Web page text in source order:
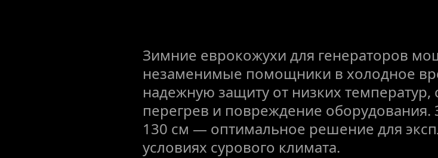
Зимние еврокожухи для генераторов
незаменимые помощники в холодное
надежную защиту от низких температур,
перегрев и повреждение оборудования.
130 см — оптимальное решение для
условиях сурового климата.